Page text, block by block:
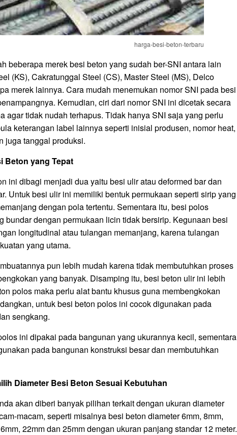
harga-besi-beton-terbaru
beberapa merek besi beton yang sudah ber-SNI antara lain
(KS), Cakratunggal Steel (CS), Master Steel (MS), Delco
merek lainnya. Cara mudah menemukan nomor SNI pada besi
Kemudian, ciri dari nomor SNI ini dicetak secara
agar tidak nudah terhapus. Tidak hanya SNI saja yang perlu
keterangan label lainnya seperti inisial produsen, nomor heat,
juga tanggal produksi.
Beton yang Tepat
ini dibagi menjadi dua yaitu besi ulir atau deformed bar dan
Untuk besi ulir ini memiliki bentuk permukaan seperti sirip yang
dengan pola tertentu. Sementara itu, besi polos
bundar dengan permukaan licin tidak bersirip. Kegunaan besi
longitudinal atau tulangan memanjang, karena tulangan
yang utama.
pun lebih mudah karena tidak membutuhkan proses
yang banyak. Disamping itu, besi beton ulir ini lebih
polos maka perlu alat bantu khusus guna membengkokan
untuk besi beton polos ini cocok digunakan pada
sengkang.
ini dipakai pada bangunan yang ukurannya kecil, sementara
pada bangunan konstruksi besar dan membutuhkan
Diameter Besi Beton Sesuai Kebutuhan
akan diberi banyak pilihan terkait dengan ukuran diameter
macam, seperti misalnya besi beton diameter 6mm, 8mm,
22mm dan 25mm dengan ukuran panjang standar 12 meter.